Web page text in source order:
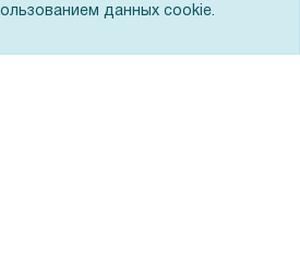
данных cookie.
Не показывать